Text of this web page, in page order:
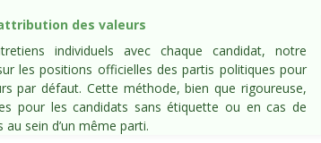
des valeurs
individuels avec chaque candidat, notre
les positions officielles des partis politiques pour
par défaut. Cette méthode, bien que rigoureuse,
pour les candidats sans étiquette ou en cas de
sein d’un même parti.